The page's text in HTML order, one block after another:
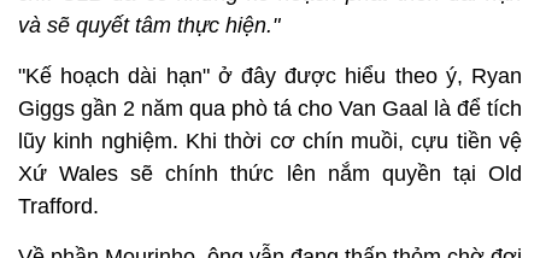
và sẽ quyết tâm thực hiện."
"Kế hoạch dài hạn" ở đây được hiểu theo ý, Ryan
Giggs gần 2 năm qua phò tá cho Van Gaal là để tích
lũy kinh nghiệm. Khi thời cơ chín muồi, cựu tiền vệ
Xứ Wales sẽ chính thức lên nắm quyền tại Old
Trafford.